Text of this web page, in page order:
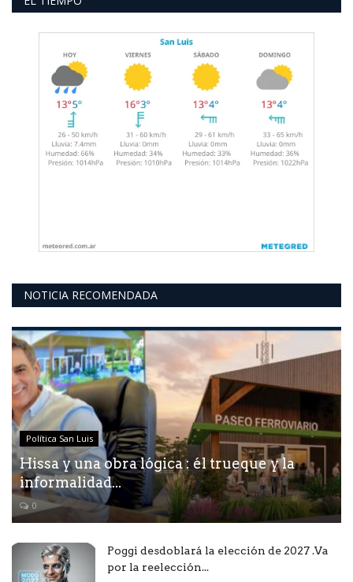
NOTICIA RECOMENDADA
Política San Luis
Hissa y una obra lógica : él trueque y la
informalidad...
0
Poggi desdoblará la elección de 2027 .Va
por la reelección...